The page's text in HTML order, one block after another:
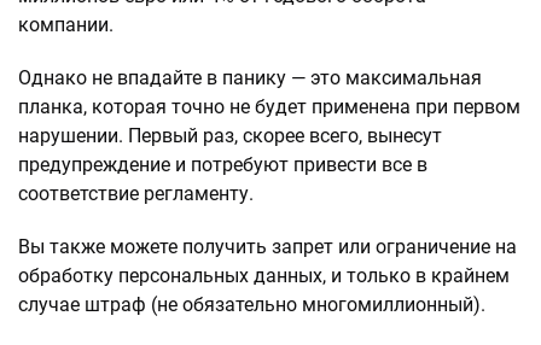
компании.
Однако не впадайте в панику — это максимальная
планка, которая точно не будет применена при первом
нарушении. Первый раз, скорее всего, вынесут
предупреждение и потребуют привести все в
соответствие регламенту.
Вы также можете получить запрет или ограничение на
обработку персональных данных, и только в крайнем
случае штраф (не обязательно многомиллионный).